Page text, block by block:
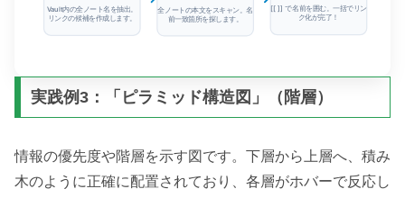
Vault内の全ノート名を抽出。
リンクの候補を作成します。
全ノートの本文をスキャン。名
前一致箇所を探します。
[[ ]] で名前を囲む。一括でリン
ク化が完了！
実践例3：「ピラミッド構造図」（階層）
情報の優先度や階層を示す図です。下層から上層へ、積み
木のように正確に配置されており、各層がホバーで反応し